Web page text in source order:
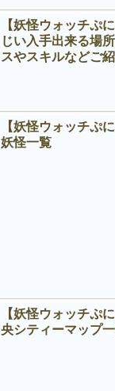
【妖怪ウォッチぷ
じい入手出来る場
スやスキルなどご
【妖怪ウォッチぷ
妖怪一覧
【妖怪ウォッチぷ
央シティーマップ